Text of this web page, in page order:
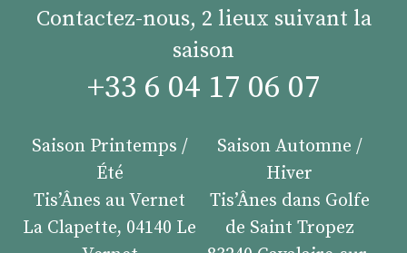
Contactez-nous, 2 lieux suivant la
saison
+33 6 04 17 06 07
Saison Printemps /
Été
Tis’Ânes au Vernet
La Clapette, 04140 Le
Saison Automne /
Hiver
Tis’Ânes dans Golfe
de Saint Tropez